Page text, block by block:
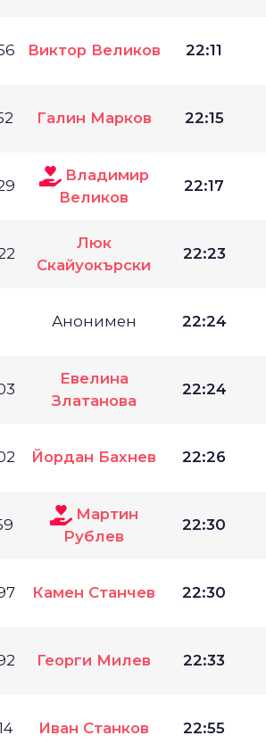
Виктор Великов 22:11
Галин Марков 22:15
Владимир
Великов
22:17
Люк
Скайуокърски
22:23
Анонимен 22:24
Евелина
Златанова
22:24
Йордан Бахнев 22:26
Мартин
Рублев
22:30
Камен Станчев 22:30
Георги Милев 22:33
Иван Станков 22:55